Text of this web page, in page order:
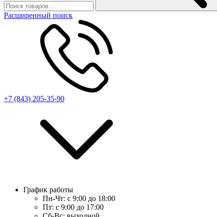
Расширенный поиск
+7 (843) 205-35-90
График работы
Пн-Чт: с 9:00 до 18:00
Пт: с 9:00 до 17:00